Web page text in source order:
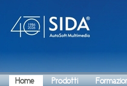
Home Prodotti